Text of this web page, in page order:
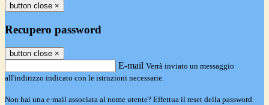
button close ×
Recupero password
button close ×
E-mail Verrà inviato un messaggio
all'indirizzo indicato con le istruzioni necessarie.
Non hai una e-mail associata al nome utente? Effettua il reset della password